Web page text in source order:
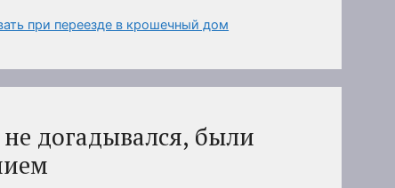
при переезде в крошечный дом
догадывался, были